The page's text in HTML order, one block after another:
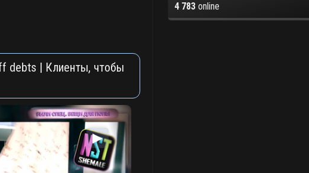
debts | Клиенты, чтобы
▶
4 783online